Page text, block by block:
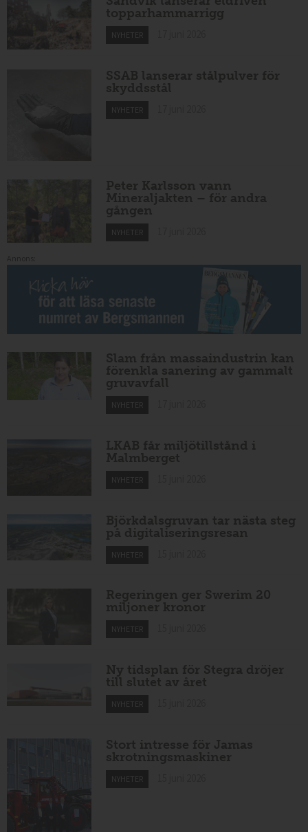
topparhammarrigg
NYHETER
SSAB lanserar stålpulver för
skyddsstål
NYHETER
Peter Karlsson vann
Mineraljakten – för andra
gången
NYHETER
Slam från massaindustrin kan
förenkla sanering av gammalt
gruvavfall
NYHETER
LKAB får miljötillstånd i
Malmberget
NYHETER
Björkdalsgruvan tar nästa steg
på digitaliseringsresan
NYHETER
Regeringen ger Swerim 20
miljoner kronor
NYHETER
Ny tidsplan för Stegra dröjer
till slutet av året
NYHETER
Stort intresse för Jamas
skrotningsmaskiner
NYHETER